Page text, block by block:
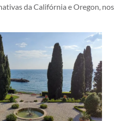
da Califórnia e Oregon, nos